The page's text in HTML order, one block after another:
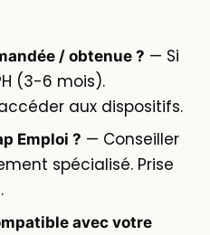
/ obtenue ? — Si
(3-6 mois).
aux dispositifs.
Emploi ? — Conseiller
spécialisé. Prise
avec votre